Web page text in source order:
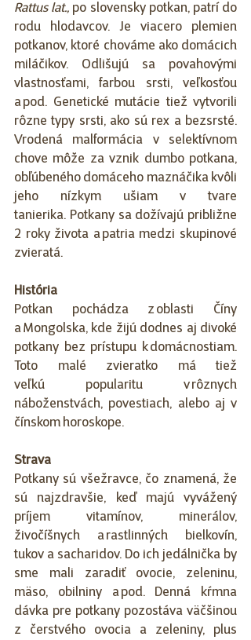
Rattus lat., po slovensky potkan, patrí do
rodu hlodavcov. Je viacero plemien
potkanov, ktoré chováme ako domácich
miláčikov. Odlišujú sa povahovými
vlastnosťami, farbou srsti, veľkosťou
a pod. Genetické mutácie tiež vytvorili
rôzne typy srsti, ako sú rex a bezsrsté.
Vrodená malformácia v selektívnom
chove môže za vznik dumbo potkana,
obľúbeného domáceho maznáčika kvôli
jeho nízkym ušiam v tvare
tanierika. Potkany sa dožívajú približne
2 roky života a patria medzi skupinové
zvieratá.
História
Potkan pochádza z oblasti Číny
a Mongolska, kde žijú dodnes aj divoké
potkany bez prístupu k domácnostiam.
Toto malé zvieratko má tiež
veľkú popularitu v rôznych
náboženstvách, povestiach, alebo aj v
čínskom horoskope.
Strava
Potkany sú všežravce, čo znamená, že
sú najzdravšie, keď majú vyvážený
príjem vitamínov, minerálov,
živočíšnych a rastlinných bielkovín,
tukov a sacharidov. Do ich jedálnička by
sme mali zaradiť ovocie, zeleninu,
mäso, obilniny a pod. Denná kŕmna
dávka pre potkany pozostáva väčšinou
z čerstvého ovocia a zeleniny, plus